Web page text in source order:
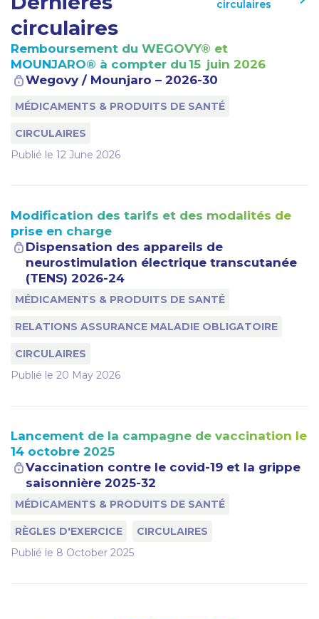
circulaires
circulaires
Remboursement du WEGOVY® et
MOUNJARO® à compter du 15 juin 2026
Wegovy / Mounjaro – 2026-30
MÉDICAMENTS & PRODUITS DE SANTÉ
CIRCULAIRES
Publié le 12 June 2026
Modification des tarifs et des modalités de
prise en charge
Dispensation des appareils de
neurostimulation électrique transcutanée
(TENS) 2026-24
MÉDICAMENTS & PRODUITS DE SANTÉ
RELATIONS ASSURANCE MALADIE OBLIGATOIRE
CIRCULAIRES
Publié le 20 May 2026
Lancement de la campagne de vaccination le
14 octobre 2025
Vaccination contre le covid-19 et la grippe
saisonnière 2025-32
MÉDICAMENTS & PRODUITS DE SANTÉ
RÈGLES D'EXERCICE
CIRCULAIRES
Publié le 8 October 2025